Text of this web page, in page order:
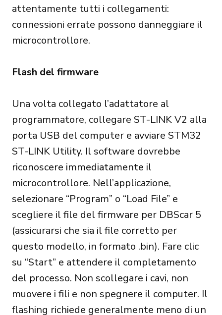
attentamente tutti i collegamenti:
connessioni errate possono danneggiare il
microcontrollore.
Flash del firmware
Una volta collegato l’adattatore al
programmatore, collegare ST-LINK V2 alla
porta USB del computer e avviare STM32
ST-LINK Utility. Il software dovrebbe
riconoscere immediatamente il
microcontrollore. Nell’applicazione,
selezionare “Program” o “Load File” e
scegliere il file del firmware per DBScar 5
(assicurarsi che sia il file corretto per
questo modello, in formato .bin). Fare clic
su “Start” e attendere il completamento
del processo. Non scollegare i cavi, non
muovere i fili e non spegnere il computer. Il
flashing richiede generalmente meno di un